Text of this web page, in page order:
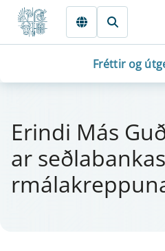
Fara beint í Meginmál
Fréttir og
Er­indi Más
ar